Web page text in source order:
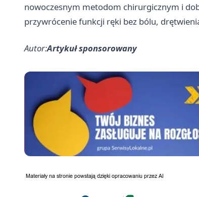
nowoczesnym metodom chirurgicznym i
przywrócenie funkcji ręki bez bólu,
Autor:Artykuł sponsorowany